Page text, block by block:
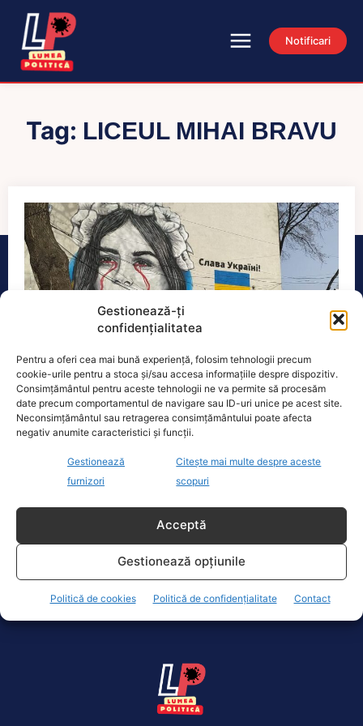
Gestionează-ți
confidențialitatea
Pentru a oferi cea mai bună experiență, folosim tehnologii precum
cookie-urile pentru a stoca și/sau accesa informațiile despre dispozitiv.
Consimțământul pentru aceste tehnologii ne va permite să procesăm
date precum comportamentul de navigare sau ID-uri unice pe acest site.
Neconsimțământul sau retragerea consimțământului poate afecta
negativ anumite caracteristici și funcții.
Gestionează
furnizori
Citește mai multe despre aceste
scopuri
Acceptă
Gestionează opțiunile
Politică de cookies Politică de confidențialitate Contact
Notificari
Tag: LICEUL MIHAI BRAVU
pentru copiii ucraineni. Pictură
controversată pe zidul Liceului Mihai Bravu.
Pictură pentru Ucraina. O pictură care se vrea un
mesaj de susținere pentru refugiații din Ucraina a
apărut pe...